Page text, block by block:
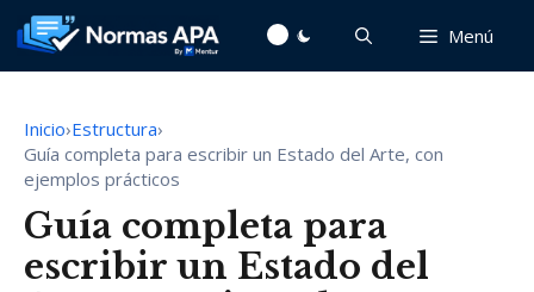
Saltar
contenido
Menú
Inicio›Estructura›
Guía completa para escribir un Estado del Arte, con
ejemplos prácticos
Guía completa para
escribir un Estado del